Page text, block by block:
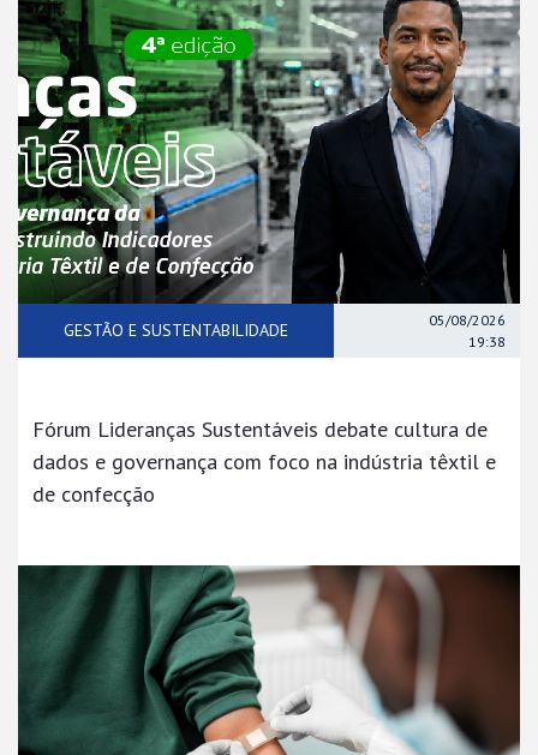
GESTÃO E SUSTENTABILIDADE
05/08/2026
19:38
Fórum Lideranças Sustentáveis debate cultura de
dados e governança com foco na indústria têxtil e
de confecção